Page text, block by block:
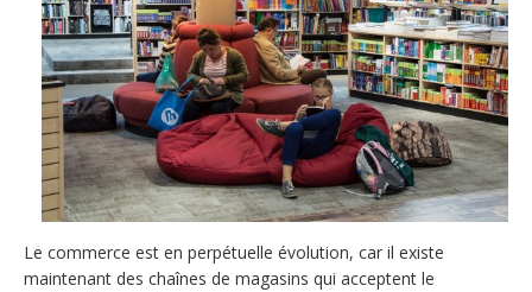
Le commerce est en perpétuelle évolution, car il existe
maintenant des chaînes de magasins qui acceptent le